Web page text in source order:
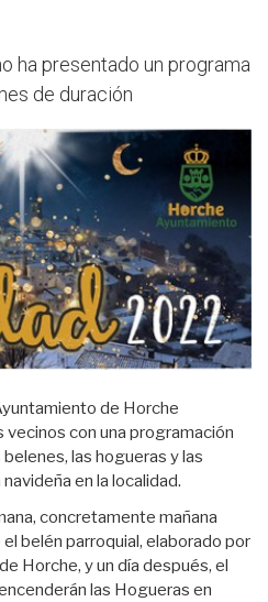
ha presentado un programa
de duración
de Horche
vecinos con una programación
las hogueras y las
en la localidad.
concretamente mañana
belén parroquial, elaborado por
Horche, y un día después, el
las Hogueras en